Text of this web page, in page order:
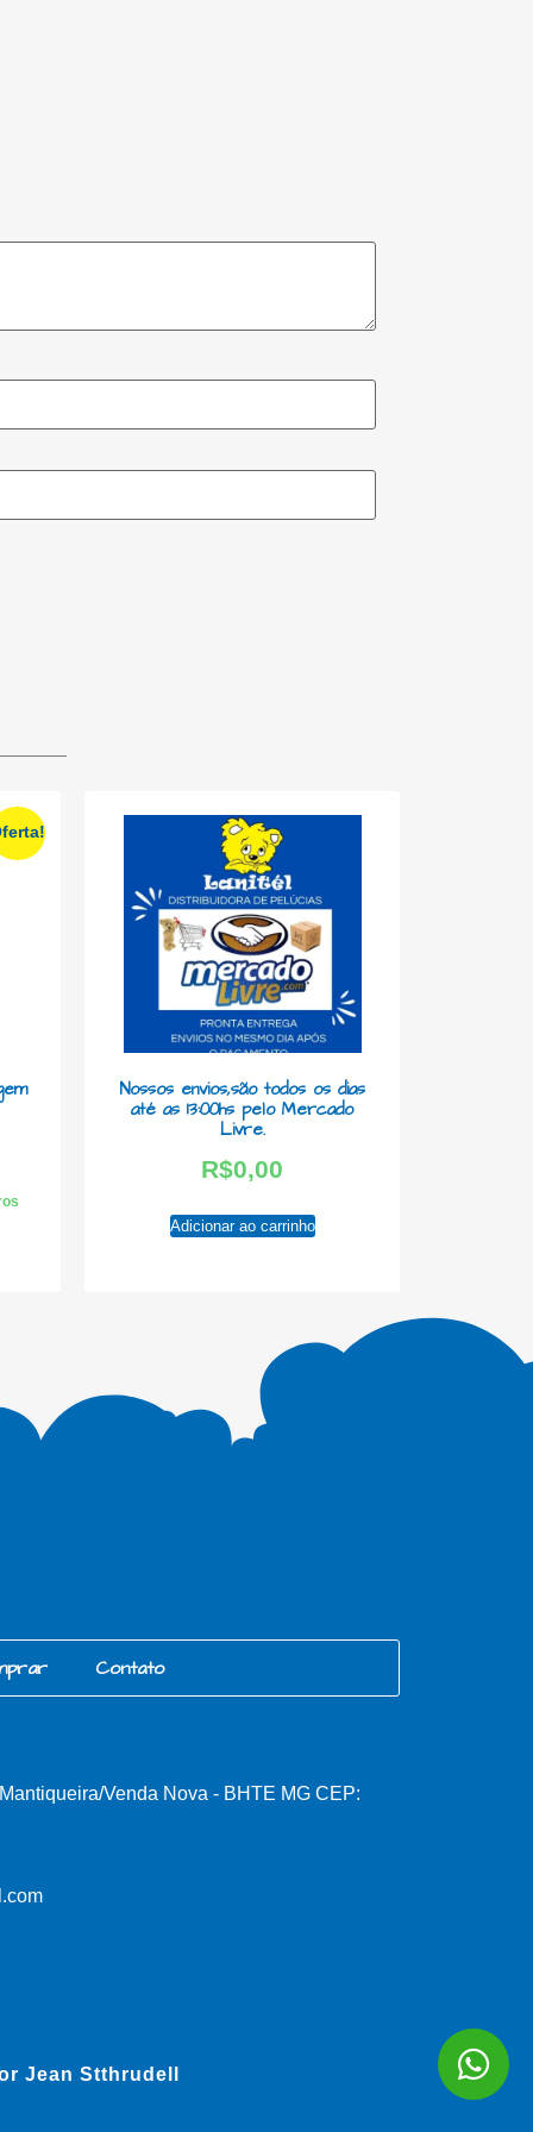
Nossos envios,são todos os dias
até as 13:00hs pelo Mercado
Livre.
R$0,00
Adicionar ao carrinho
Contato
Venda Nova - BHTE MG CEP:
Jean Stthrudell